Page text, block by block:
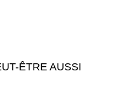
ÊTRE AUSSI